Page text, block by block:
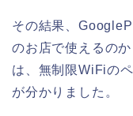
その結果、
のお店で使えるの
は、無制限WiFiの
が分かりました。